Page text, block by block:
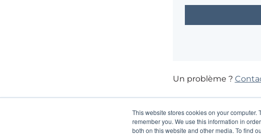
This website stores cookies on your
remember you. We use this information in
both on this website and other media. To find
Un problème ?